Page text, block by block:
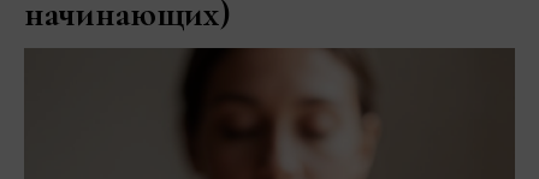
начинающих)